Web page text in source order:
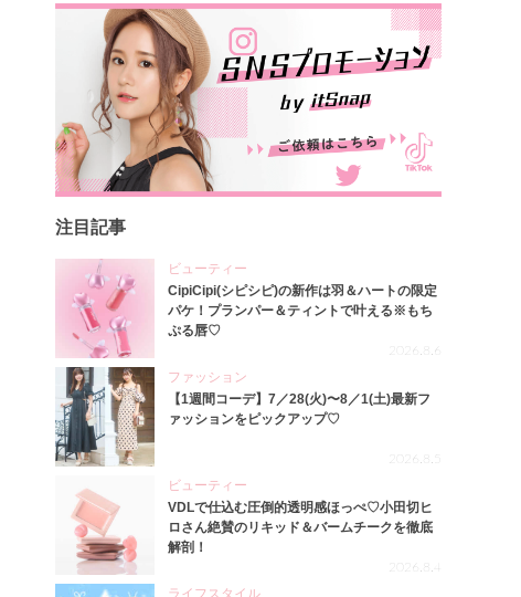
注目記事
ビューティー
CipiCipi(シピシピ)の新作は羽＆ハートの限定
パケ！プランパー＆ティントで叶える※もち
ぷる唇♡
2026.8.6
ファッション
【1週間コーデ】7／28(火)〜8／1(土)最新フ
ァッションをピックアップ♡
2026.8.5
ビューティー
VDLで仕込む圧倒的透明感ほっぺ♡小田切ヒ
ロさん絶賛のリキッド＆バームチークを徹底
解剖！
2026.8.4
ライフスタイル